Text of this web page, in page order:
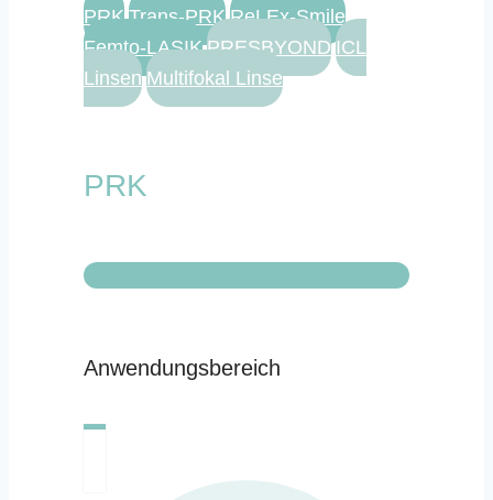
PRK Trans-PRK ReLEx-Smile
Femto-LASIK PRESBYOND ICL
Linsen Multifokal Linse
PRK
Anwendungsbereich